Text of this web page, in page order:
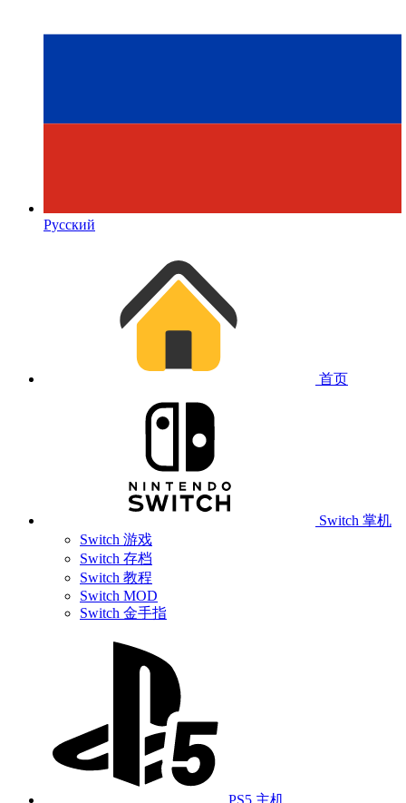
Русский
首页
Switch 掌机
Switch 游戏
Switch 存档
Switch 教程
Switch MOD
Switch 金手指